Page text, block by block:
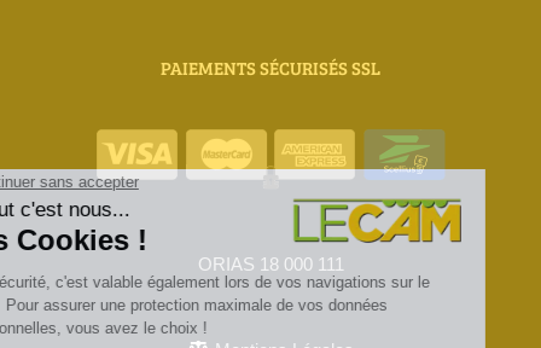
PAIEMENTS SÉCURISÉS SSL
ORIAS 18 000 111